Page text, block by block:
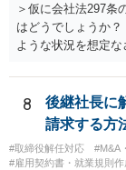
＞仮に会社法297条
はどうでしょうか
ような状況を想定
象になるのではな
8
後継社長に
請求する方
#取締役解任対応 #M&A
#雇用契約書・就業規則作